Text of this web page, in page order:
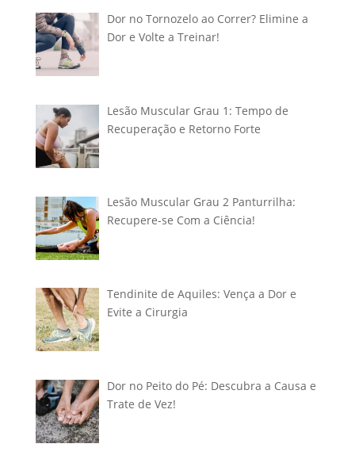
Dor no Tornozelo ao Correr? Elimine a
Dor e Volte a Treinar!
Lesão Muscular Grau 1: Tempo de
Recuperação e Retorno Forte
Lesão Muscular Grau 2 Panturrilha:
Recupere-se Com a Ciência!
Tendinite de Aquiles: Vença a Dor e
Evite a Cirurgia
Dor no Peito do Pé: Descubra a Causa e
Trate de Vez!